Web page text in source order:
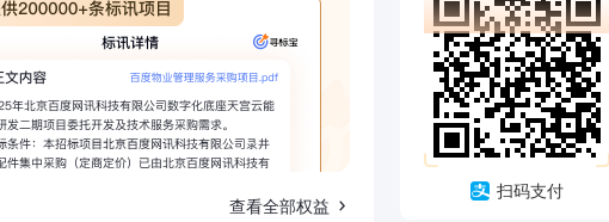
查看全部权益
扫码支付